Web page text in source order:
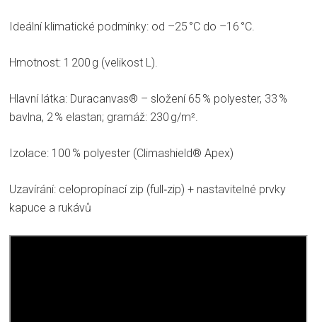
Ideální klimatické podmínky: od –25 °C do –16 °C.
Hmotnost: 1 200 g (velikost L).
Hlavní látka: Duracanvas® – složení 65 % polyester, 33 %
bavlna, 2 % elastan; gramáž: 230 g/m².
Izolace: 100 % polyester (Climashield® Apex)
Uzavírání: celopropínací zip (full‑zip) + nastavitelné prvky
kapuce a rukávů